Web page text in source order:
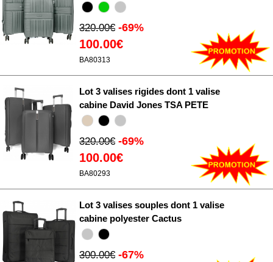
320.00€ -69%
100.00€
BA80313
Lot 3 valises rigides dont 1 valise
cabine David Jones TSA PETE
320.00€ -69%
100.00€
BA80293
Lot 3 valises souples dont 1 valise
cabine polyester Cactus
300.00€ -67%